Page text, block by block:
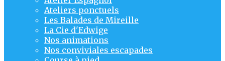
Ateliers ponctuels
Les Balades de Mireille
La Cie d'Edwige
Nos animations
Nos conviviales escapades